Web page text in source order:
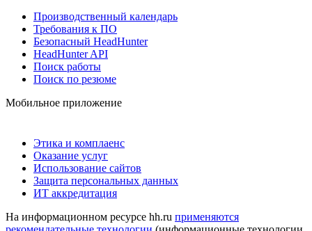
Производственный календарь
Требования к ПО
Безопасный HeadHunter
HeadHunter API
Поиск работы
Поиск по резюме
Мобильное приложение
Этика и комплаенс
Оказание услуг
Использование сайтов
Защита персональных данных
ИТ аккредитация
На информационном ресурсе hh.ru применяются